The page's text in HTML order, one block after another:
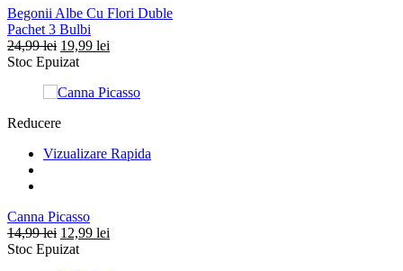
Begonii Albe Cu Flori Duble
Pachet 3 Bulbi
24,99lei Prețul
inițial
fost:
19,99 lei
19,99 lei.
Stoc Epuizat
Reducere
Vizualizare Rapida
Canna Picasso
14,99lei Prețul
inițial
12,99 lei
Stoc Epuizat